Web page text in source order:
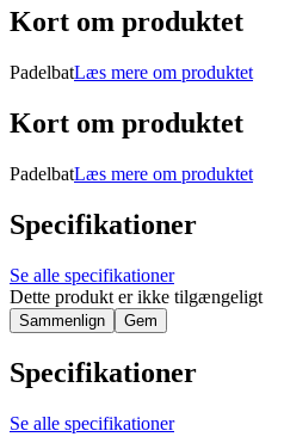
Kort om produktet
PadelbatLæs mere om produktet
Kort om produktet
PadelbatLæs mere om produktet
Specifikationer
Se alle specifikationer
Dette produkt er ikke tilgængeligt
Sammenlign Gem
Specifikationer
Se alle specifikationer